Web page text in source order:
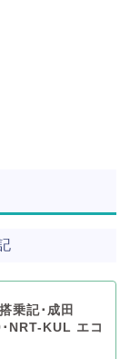
乗記･成田
NRT-KUL エコ